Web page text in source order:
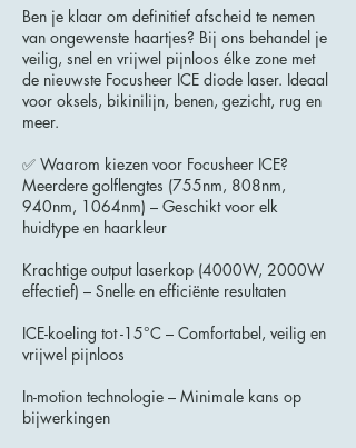
Ben je klaar om definitief afscheid te nemen
van ongewenste haartjes? Bij ons behandel je
veilig, snel en vrijwel pijnloos élke zone met
de nieuwste Focusheer ICE diode laser. Ideaal
voor oksels, bikinilijn, benen, gezicht, rug en
meer.
✅ Waarom kiezen voor Focusheer ICE?
Meerdere golflengtes (755nm, 808nm,
940nm, 1064nm) – Geschikt voor elk
huidtype en haarkleur
Krachtige output laserkop (4000W, 2000W
effectief) – Snelle en efficiënte resultaten
ICE-koeling tot -15°C – Comfortabel, veilig en
vrijwel pijnloos
In-motion technologie – Minimale kans op
bijwerkingen